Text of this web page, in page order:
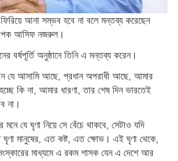
আনা সম্ভব হবে না বলে মন্তব্য করেছেন
আসিফ নজরুল।
অনুষ্ঠানে তিনি এ মন্তব্য করেন।
যে আসামি আছে, প্রধান অপরাধী আছে, আমার
কি না, আমার ধারণা, তার শেষ দিন ভারতেই
না।
মনে যে ঘৃণা নিয়ে সে বেঁচে থাকবে, সেটাও যদি
মানুষের, এত কষ্ট, এত ক্ষোভ। এই ঘৃণা থেকে,
মাধ্যমে এ রকম শাসক যেন এ দেশে আর